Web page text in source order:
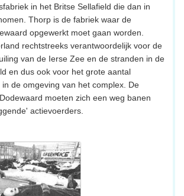
in het Britse Sellafield die dan in
Thorp is de fabriek waar de
opgewerkt moet gaan worden.
rechtstreeks verantwoordelijk voor de
van de Ierse Zee en de stranden in de
en dus ook voor het grote aantal
de omgeving van het complex. De
moeten zich een weg banen
actievoerders.